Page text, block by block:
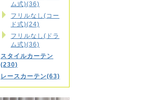
ム式)(36)
フリルなし(コー
ド式)(24)
フリルなし(ドラ
ム式)(36)
スタイルカーテン
(230)
レースカーテン(63)